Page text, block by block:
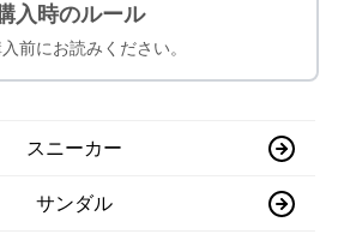
入時のルール
前にお読みください。
スニーカー
サンダル